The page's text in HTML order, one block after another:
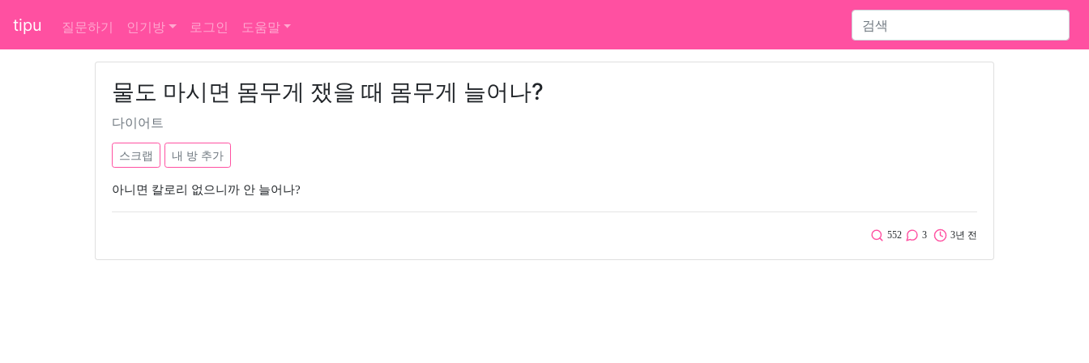
tipu 질문하기 인기방 로그인 도움말
물도 마시면 몸무게 쟀을 때 몸무게 늘어나?
다이어트
스크랩 내 방 추가
아니면 칼로리 없으니까 안 늘어나?
552 3 3년 전